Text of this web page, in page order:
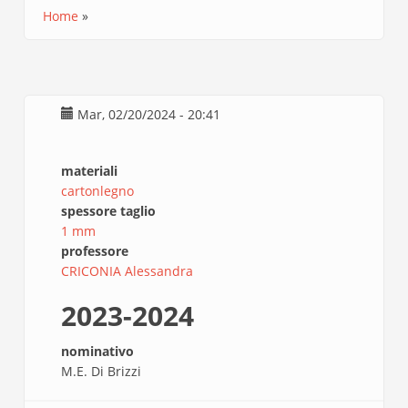
Home
Mar, 02/20/2024 - 20:41
materiali
cartonlegno
spessore taglio
1 mm
professore
CRICONIA Alessandra
2023-2024
nominativo
M.E. Di Brizzi